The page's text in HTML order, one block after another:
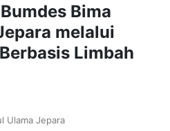
Bima
melalui
Limbah
Ulama Jepara